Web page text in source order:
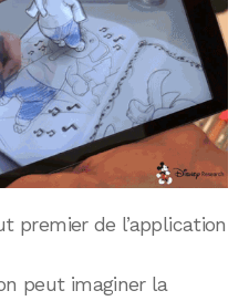
premier de l’application
peut imaginer la